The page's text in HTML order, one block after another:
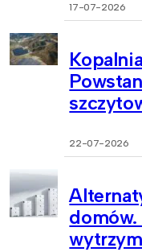
17-07-2026
22-07-2026